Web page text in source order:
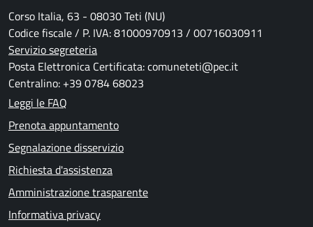
Corso Italia, 63 - 08030 Teti (NU)
Codice fiscale / P. IVA: 81000970913 / 00716030911
Servizio segreteria
Posta Elettronica Certificata: comuneteti@pec.it
Centralino: +39 0784 68023
Leggi le FAQ
Prenota appuntamento
Segnalazione disservizio
Richiesta d'assistenza
Amministrazione trasparente
Informativa privacy